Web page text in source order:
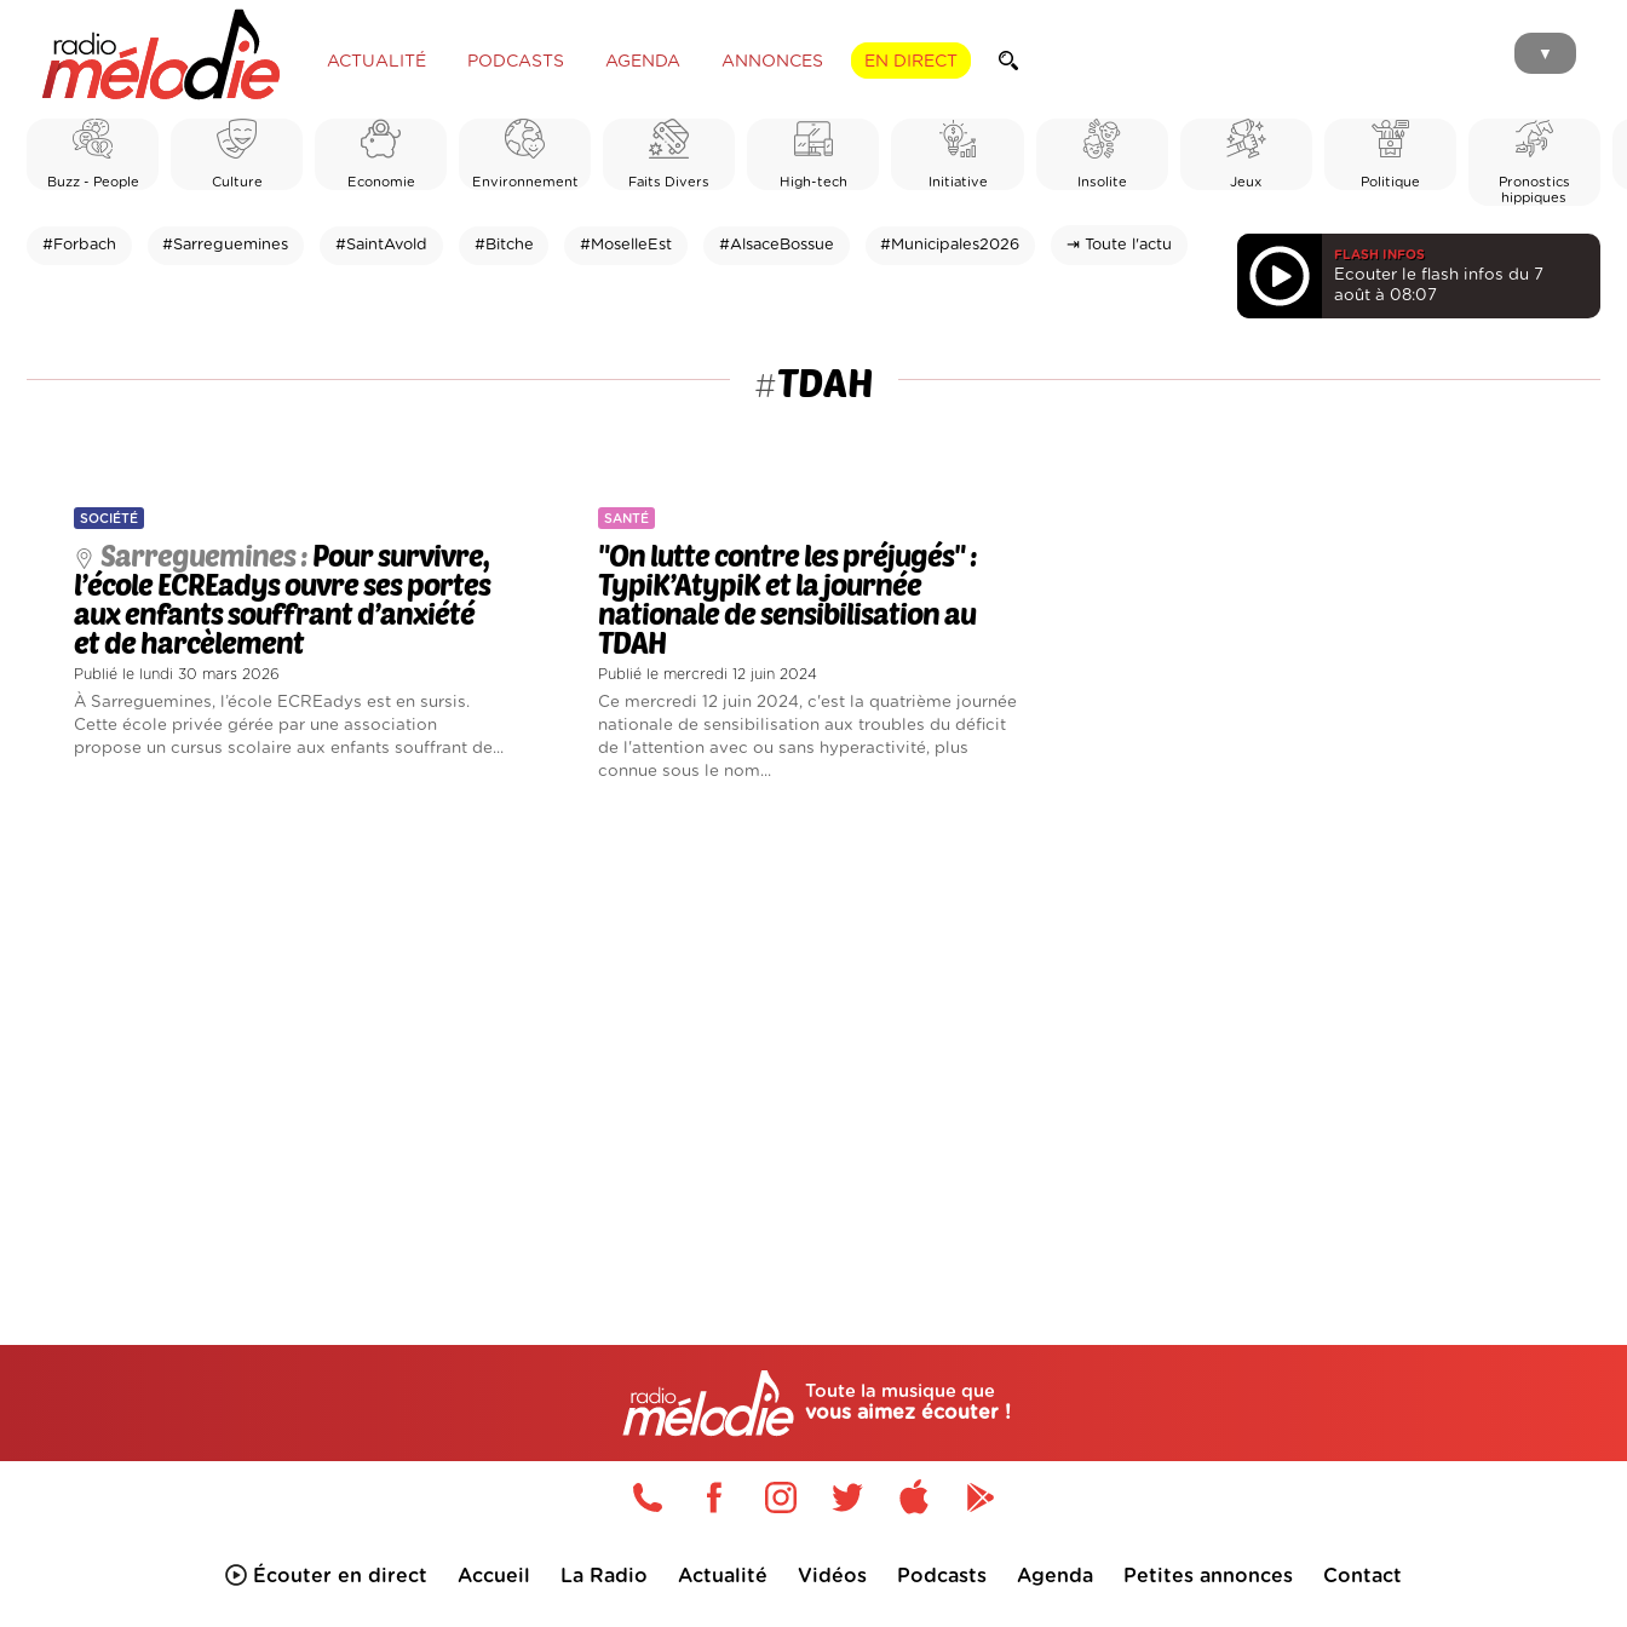
ACTUALITÉ PODCASTS AGENDA ANNONCES EN DIRECT ▼
Buzz - People Culture Economie Environnement Faits Divers High-tech Initiative Insolite Jeux Politique
Pronostics
hippiques
#Forbach #Sarreguemines #SaintAvold #Bitche #MoselleEst #AlsaceBossue #Municipales2026 ⇥ Toute l'actu
FLASH INFOS
Ecouter le flash infos du 7
août à 08:07
#TDAH
SOCIÉTÉ
Sarreguemines :Pour survivre,
l’école ECREadys ouvre ses portes
aux enfants souffrant d’anxiété
et de harcèlement
Publié le lundi 30 mars 2026
À Sarreguemines, l’école ECREadys est en sursis.
Cette école privée gérée par une association
propose un cursus scolaire aux enfants souffrant de...
SANTÉ
"On lutte contre les préjugés" :
TypiK’AtypiK et la journée
nationale de sensibilisation au
TDAH
Publié le mercredi 12 juin 2024
Ce mercredi 12 juin 2024, c'est la quatrième journée
nationale de sensibilisation aux troubles du déficit
de l'attention avec ou sans hyperactivité, plus
connue sous le nom...
Toute la musique que
vous aimez écouter !
Écouter en direct Accueil La Radio Actualité Vidéos Podcasts Agenda Petites annonces Contact